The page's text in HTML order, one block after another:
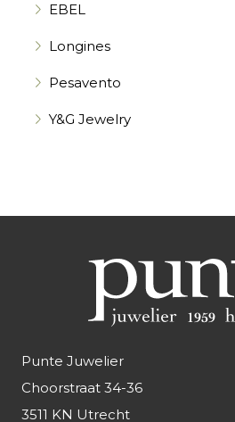
EBEL
Longines
Pesavento
Y&G Jewelry
Punte Juwelier
Choorstraat 34-36
3511 KN Utrecht